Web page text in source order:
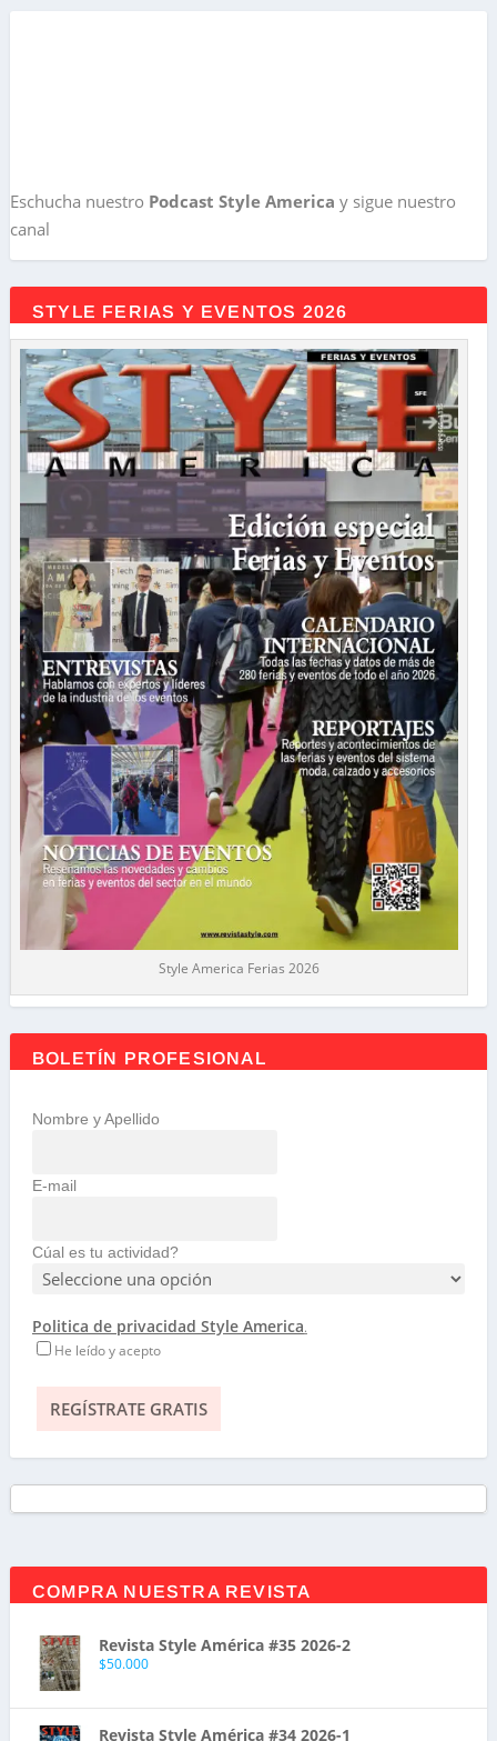
Eschucha nuestro Podcast Style America y sigue nuestro
canal
STYLE FERIAS Y EVENTOS 2026
Style America Ferias 2026
BOLETÍN PROFESIONAL
Nombre y Apellido
E-mail
Cúal es tu actividad?
Politica de privacidad Style America.
He leído y acepto
COMPRA NUESTRA REVISTA
Revista Style América #35 2026-2
$50.000
Revista Style América #34 2026-1